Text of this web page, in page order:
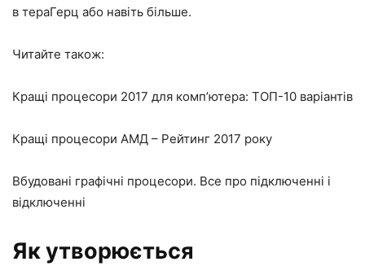
в тераГерц або навіть більше.
Читайте також:
Кращі процесори 2017 для комп’ютера: ТОП-10 варіантів
Кращі процесори АМД – Рейтинг 2017 року
Вбудовані графічні процесори. Все про підключенні і
відключенні
Як утворюється